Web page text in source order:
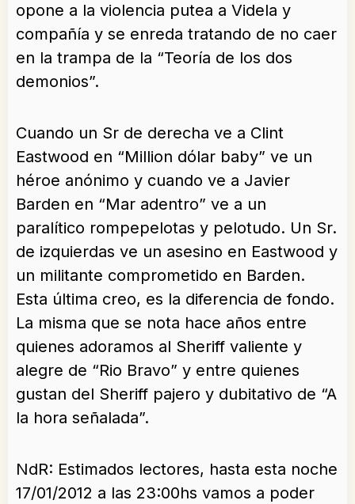
opone a la violencia putea a Videla y
compañía y se enreda tratando de no caer
en la trampa de la “Teoría de los dos
demonios”.
Cuando un Sr de derecha ve a Clint
Eastwood en “Million dólar baby” ve un
héroe anónimo y cuando ve a Javier
Barden en “Mar adentro” ve a un
paralítico rompepelotas y pelotudo. Un Sr.
de izquierdas ve un asesino en Eastwood y
un militante comprometido en Barden.
Esta última creo, es la diferencia de fondo.
La misma que se nota hace años entre
quienes adoramos al Sheriff valiente y
alegre de “Rio Bravo” y entre quienes
gustan del Sheriff pajero y dubitativo de “A
la hora señalada”.
NdR: Estimados lectores, hasta esta noche
17/01/2012 a las 23:00hs vamos a poder